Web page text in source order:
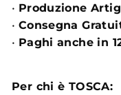
• Produzione
• Consegna
• Paghi anche in
Per chi è TOSCA: